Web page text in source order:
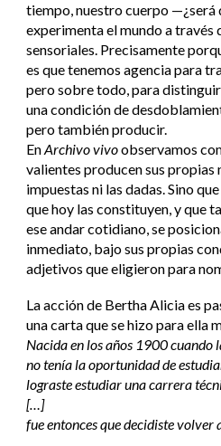
tiempo, nuestro cuerpo —¿será
experimenta el mundo a través
sensoriales. Precisamente
es que tenemos agencia para
pero sobre todo, para
una condición de
pero también producir.
EnArchivo vivoobservamos
valientes producen sus propias
impuestas ni las dadas. Sino
que hoy las constituyen, y que
ese andar cotidiano, se
inmediato, bajo sus propias
adjetivos que eligieron para
La acción de Bertha Alicia es
una carta que se hizo para ella
Nacida en los años 1900 cuando
no tenía la oportunidad de
lograste estudiar una carrera
[…]
fue entonces que decidiste volver